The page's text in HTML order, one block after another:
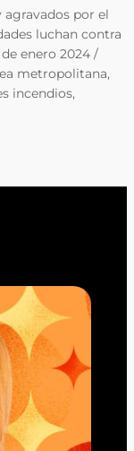
por el
luchan contra
enero 2024 /
metropolitana,
incendios,